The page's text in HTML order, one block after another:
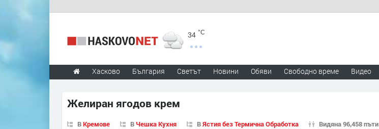
34 °C
Хасково България Светът Новини Обяви Свободно време Видео
Желиран ягодов крем
ВКремове ВЧешка Кухня ВЯстия без Термична Обработка Видяна 96,458 пъти